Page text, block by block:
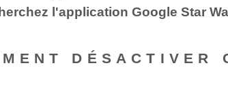
l'application Google Star
DÉSACTIVER